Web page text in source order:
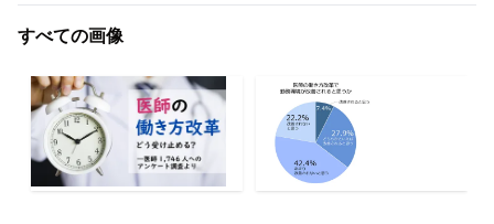
すべての画像